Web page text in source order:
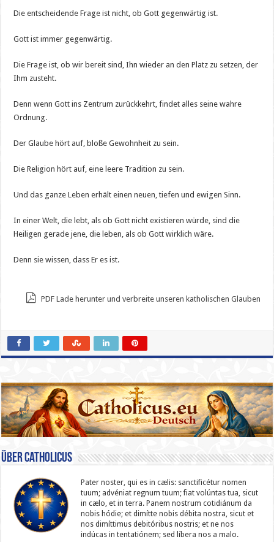
Die entscheidende Frage ist nicht, ob Gott gegenwärtig ist.
Gott ist immer gegenwärtig.
Die Frage ist, ob wir bereit sind, Ihn wieder an den Platz zu setzen, der
Ihm zusteht.
Denn wenn Gott ins Zentrum zurückkehrt, findet alles seine wahre
Ordnung.
Der Glaube hört auf, bloße Gewohnheit zu sein.
Die Religion hört auf, eine leere Tradition zu sein.
Und das ganze Leben erhält einen neuen, tiefen und ewigen Sinn.
In einer Welt, die lebt, als ob Gott nicht existieren würde, sind die
Heiligen gerade jene, die leben, als ob Gott wirklich wäre.
Denn sie wissen, dass Er es ist.
PDF Lade herunter und verbreite unseren katholischen Glauben
Über catholicus
Pater noster, qui es in cælis: sanc­ti­ficétur nomen
tuum; advéniat regnum tuum; fiat volúntas tua, sicut
in cælo, et in terra. Panem nostrum cotidiánum da
nobis hódie; et dimítte nobis débita nostra, sicut et
nos dimíttimus debitóribus nostris; et ne nos
indúcas in ten­ta­tiónem; sed líbera nos a malo.